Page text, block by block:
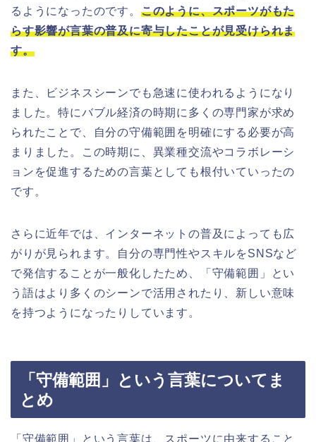
るようになったのです。 このように、スポーツがもた
らす影響が言葉の普及に寄与したことが見受けられま
す。
また、ビジネスシーンでも急速に使われるようになり
ました。特にバブル経済の時期に多くの専門家が求め
られたことで、自分の守備範囲を明確にする必要が高
まりました。この時期に、異業種交流やコラボレーシ
ョンを促進するための言葉としても根付いていったの
です。
さらに近年では、インターネットの普及によっても広
がりが見られます。自分の専門性やスキルをSNSなど
で発信することが一般化したため、「守備範囲」とい
う語はより多くのシーンで活用されたり、新しい意味
を持つようになったりしています。
「守備範囲」という言葉についてま
とめ
「守備範囲」という言葉は、スポーツに由来すること